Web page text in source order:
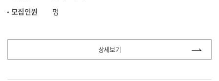
모집인원
명
상세보기